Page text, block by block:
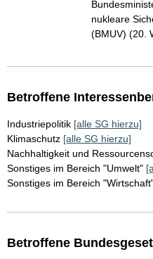
nukleare
(BMUV) (20.
Betroffene
Industriepolitik [alle SG hierzu]
Klimaschutz [alle SG hierzu]
Nachhaltigkeit und
Sonstiges im Bereich "Umwelt"
Sonstiges im Bereich
Betroffene